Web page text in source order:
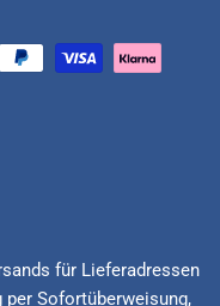
für Lieferadressen
per Sofortüberweisung,